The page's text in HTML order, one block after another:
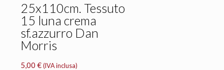
25x110cm. Tessuto
15 luna crema
sf.azzurro Dan
Morris
5,00 € (IVA inclusa)